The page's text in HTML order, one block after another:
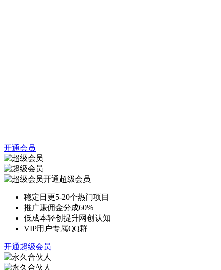
开通会员
开通超级会员
稳定日更5-20个热门项目
推广赚佣金分成60%
低成本轻创提升网创认知
VIP用户专属QQ群
开通超级会员